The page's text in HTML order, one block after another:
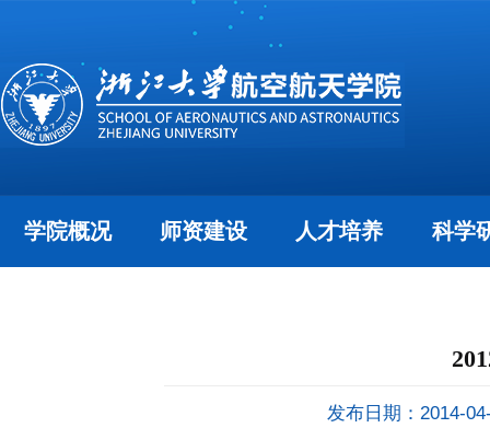
学院概况 师资建设 人才培养 科学
发布日期：2014-